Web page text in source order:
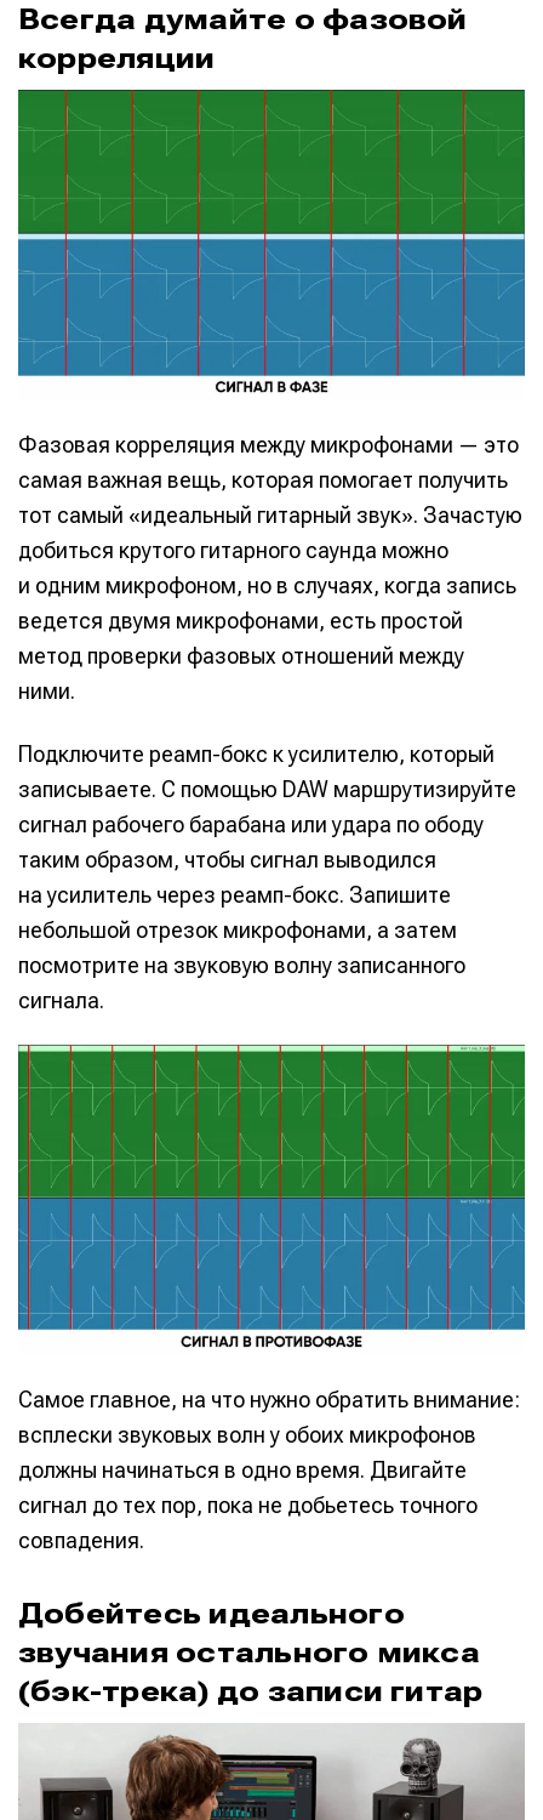
Всегда думайте о фазовой
корреляции
Фазовая корреляция между микрофонами — это
самая важная вещь, которая помогает получить
тот самый «идеальный гитарный звук». Зачастую
добиться крутого гитарного саунда можно
и одним микрофоном, но в случаях, когда запись
ведется двумя микрофонами, есть простой
метод проверки фазовых отношений между
ними.
Подключите реамп-бокс к усилителю, который
записываете. С помощью DAW маршрутизируйте
сигнал рабочего барабана или удара по ободу
таким образом, чтобы сигнал выводился
на усилитель через реамп-бокс. Запишите
небольшой отрезок микрофонами, а затем
посмотрите на звуковую волну записанного
сигнала.
Самое главное, на что нужно обратить внимание:
всплески звуковых волн у обоих микрофонов
должны начинаться в одно время. Двигайте
сигнал до тех пор, пока не добьетесь точного
совпадения.
Добейтесь идеального
звучания остального микса
(бэк-трека) до записи гитар